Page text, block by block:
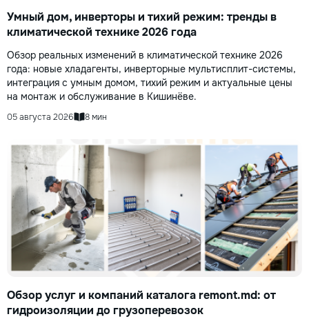
Умный дом, инверторы и тихий режим: тренды в
климатической технике 2026 года
Обзор реальных изменений в климатической технике 2026
года: новые хладагенты, инверторные мультисплит-системы,
интеграция с умным домом, тихий режим и актуальные цены
на монтаж и обслуживание в Кишинёве.
05 августа 2026 8 мин
Обзор услуг и компаний каталога remont.md: от
гидроизоляции до грузоперевозок